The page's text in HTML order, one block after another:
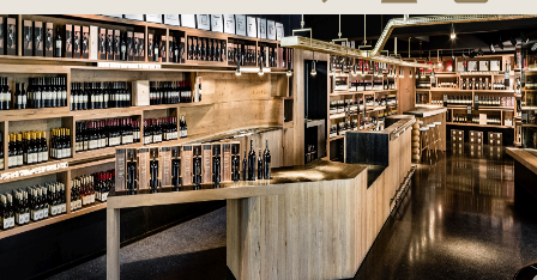
Salta
al
contenuto